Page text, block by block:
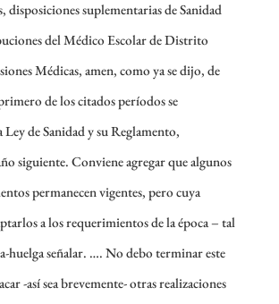
disposiciones suplementarias de Sanidad
del Médico Escolar de Distrito
Médicas, amen, como ya se dijo, de
de los citados períodos se
de Sanidad y su Reglamento,
siguiente. Conviene agregar que algunos
permanecen vigentes, pero cuya
a los requerimientos de la época – tal
huelga señalar. …. No debo terminar este
-así sea brevemente- otras realizaciones